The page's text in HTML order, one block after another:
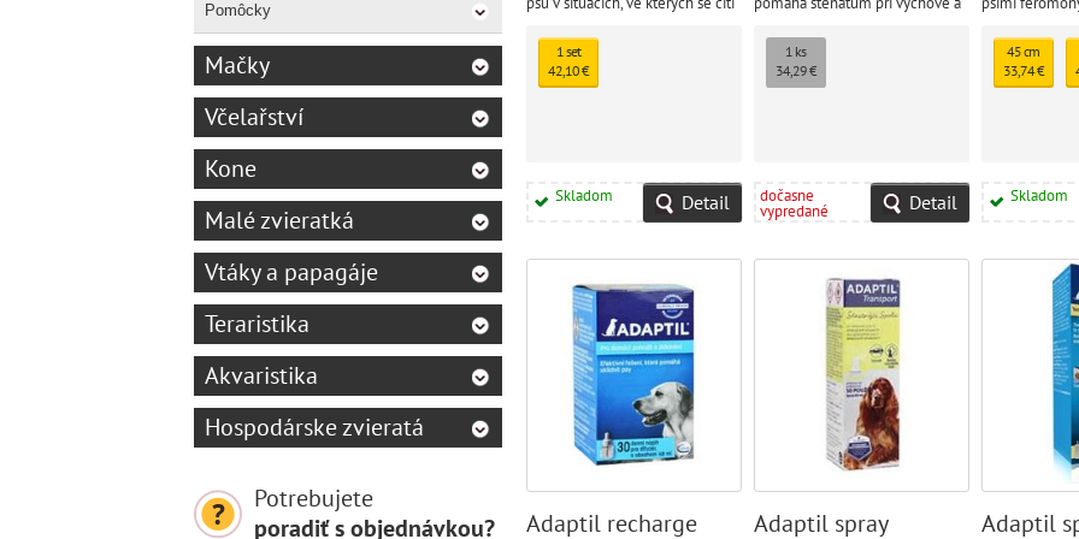
1 set
42,10 €
Skladom Detail
1 ks
34,29 €
dočasne
vypredané Detail
45 cm
33,74 €
Skladom
Adaptil recharge
Adaptil spray
Adaptil
Pomôcky
Mačky
Včelařství
Kone
Malé zvieratká
Vtáky a papagáje
Teraristika
Akvaristika
Hospodárske zvieratá
Potrebujete
poradiť s objednávkou?